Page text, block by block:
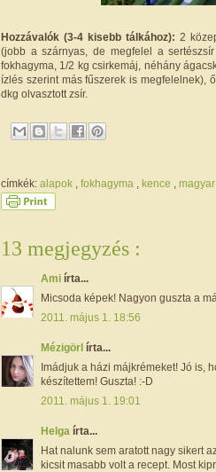
Hozzávalók (3-4 kisebb tálkához): 2
(jobb a szárnyas, de megfelel a
fokhagyma, 1/2 kg csirkemáj, néhány
ízlés szerint más fűszerek is megfelelnek),
dkg olvasztott zsír.
címkék: alapok fokhagyma kence magyar
13 megjegyzés :
Ami írta...
Micsoda képek! Nagyon guszta a
2011. május 1. 18:56
Mézigörl írta...
Imádjuk a házi májkrémeket! Jó is,
készítettem! Guszta! :-D
2011. május 1. 19:01
Helga írta...
Hat nalunk sem aratott nagy sikert
kicsit masabb volt a recept. Most